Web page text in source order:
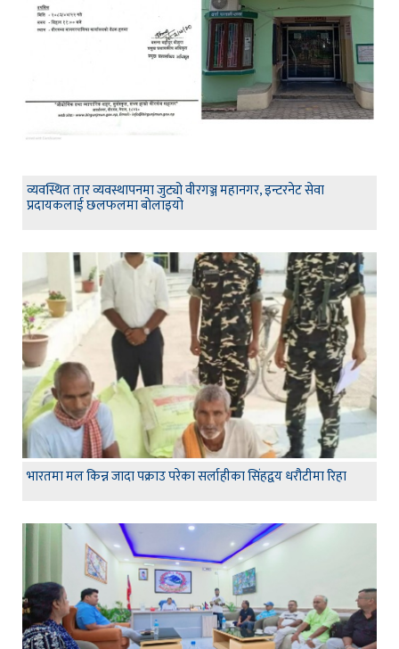
व्यवस्थित तार व्यवस्थापनमा जुट्यो वीरगञ्ज महानगर, इन्टरनेट सेवा
प्रदायकलाई छलफलमा बोलाइयो
भारतमा मल किन्न जादा पक्राउ परेका सर्लाहीका सिंहद्वय धरौटीमा रिहा